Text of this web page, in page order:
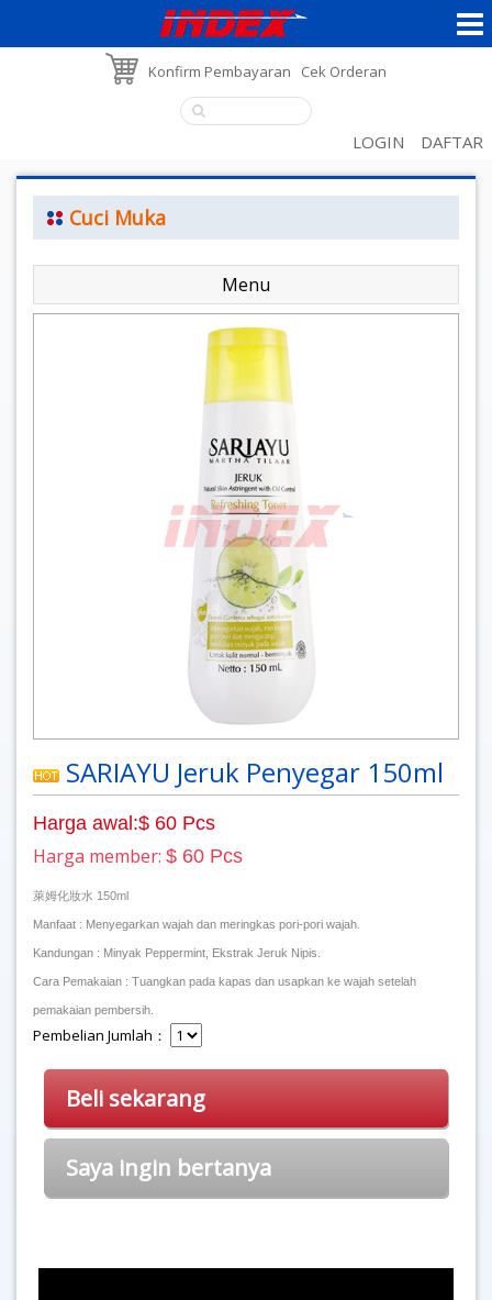
Konfirm Pembayaran Cek Orderan
LOGIN DAFTAR
Cuci Muka
Menu
SARIAYU Jeruk Penyegar 150ml
Harga awal:$ 60 Pcs
Harga member: $ 60 Pcs
萊姆化妝水 150ml
Manfaat : Menyegarkan wajah dan meringkas pori-pori wajah.
Kandungan : Minyak Peppermint, Ekstrak Jeruk Nipis.
Cara Pemakaian : Tuangkan pada kapas dan usapkan ke wajah setelah
pemakaian pembersih.
Pembelian Jumlah：
Beli sekarang
Saya ingin bertanya